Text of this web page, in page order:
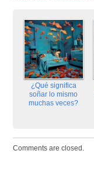
¿Qué significa
soñar lo mismo
muchas veces?
Comments are closed.